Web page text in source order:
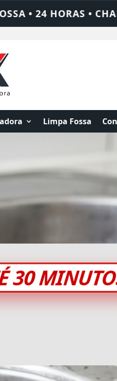
AJAX SOLUÇÕES
Limpa Fossa
30